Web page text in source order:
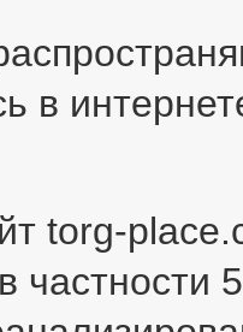
в
torg-
частности